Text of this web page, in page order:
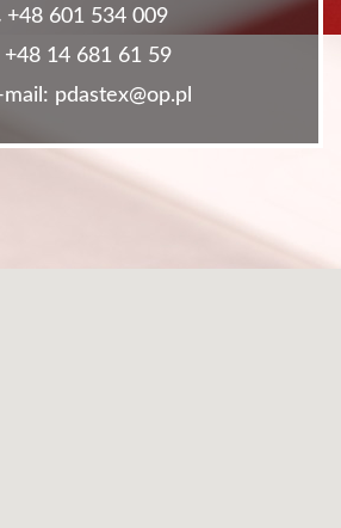
+48 601 534 009
14 681 61 59
pdastex@op.pl